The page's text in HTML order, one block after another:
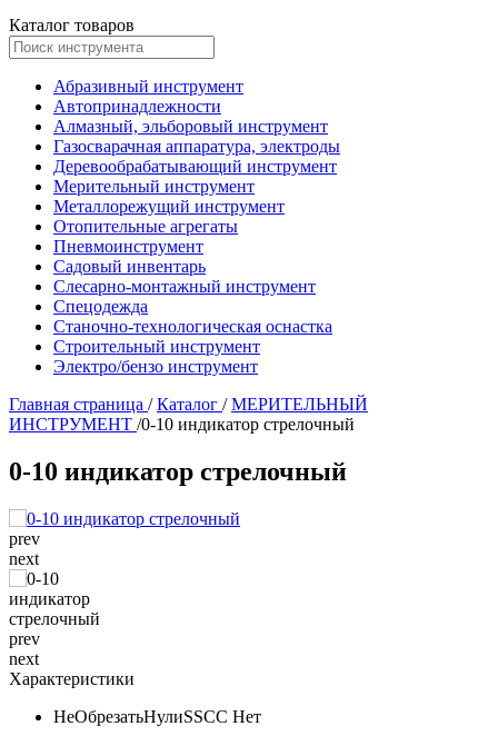
Каталог товаров
Абразивный инструмент
Автопринадлежности
Алмазный, эльборовый инструмент
Газосварачная аппаратура, электроды
Деревообрабатывающий инструмент
Мерительный инструмент
Металлорежущий инструмент
Отопительные агрегаты
Пневмоинструмент
Садовый инвентарь
Слесарно-монтажный инструмент
Спецодежда
Станочно-технологическая оснастка
Строительный инструмент
Электро/бензо инструмент
Главная страница / Каталог / МЕРИТЕЛЬНЫЙ
ИНСТРУМЕНТ /0-10 индикатор стрелочный
0-10 индикатор стрелочный
prev
next
prev
next
Характеристики
НеОбрезатьНулиSSCC Нет